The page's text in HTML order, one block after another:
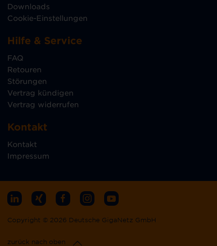
Downloads
Cookie-Einstellungen
Hilfe & Service
FAQ
Retouren
Störungen
Vertrag kündigen
Vertrag widerrufen
Kontakt
Kontakt
Impressum
Copyright © 2026 Deutsche GigaNetz GmbH
zurück nach oben